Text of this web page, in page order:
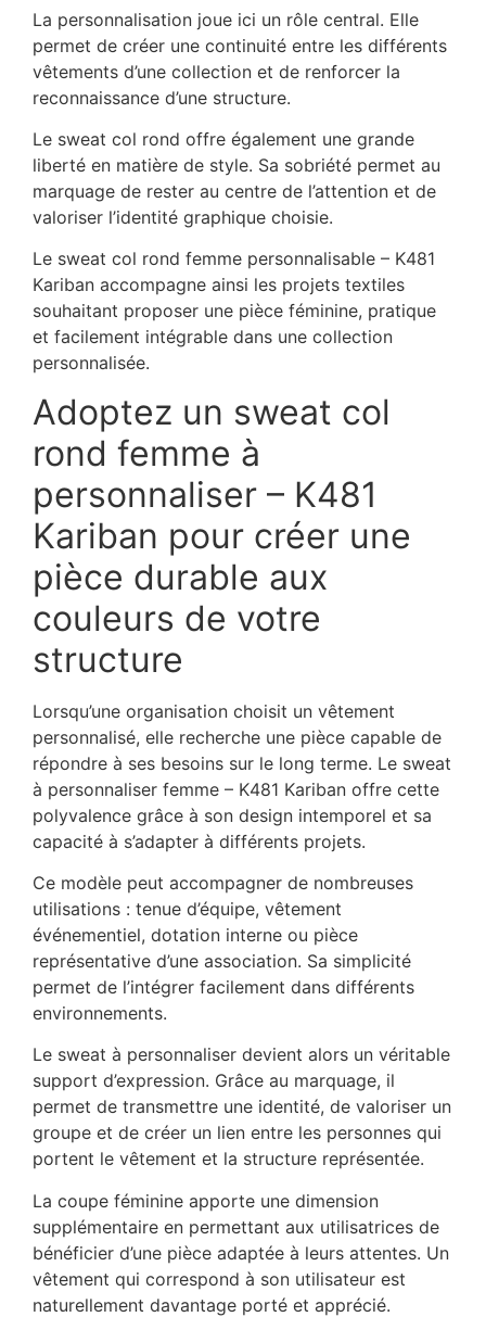
La personnalisation joue ici un rôle central. Elle
permet de créer une continuité entre les différents
vêtements d’une collection et de renforcer la
reconnaissance d’une structure.
Le sweat col rond offre également une grande
liberté en matière de style. Sa sobriété permet au
marquage de rester au centre de l’attention et de
valoriser l’identité graphique choisie.
Le sweat col rond femme personnalisable – K481
Kariban accompagne ainsi les projets textiles
souhaitant proposer une pièce féminine, pratique
et facilement intégrable dans une collection
personnalisée.
Adoptez un sweat col
rond femme à
personnaliser – K481
Kariban pour créer une
pièce durable aux
couleurs de votre
structure
Lorsqu’une organisation choisit un vêtement
personnalisé, elle recherche une pièce capable de
répondre à ses besoins sur le long terme. Le sweat
à personnaliser femme – K481 Kariban offre cette
polyvalence grâce à son design intemporel et sa
capacité à s’adapter à différents projets.
Ce modèle peut accompagner de nombreuses
utilisations : tenue d’équipe, vêtement
événementiel, dotation interne ou pièce
représentative d’une association. Sa simplicité
permet de l’intégrer facilement dans différents
environnements.
Le sweat à personnaliser devient alors un véritable
support d’expression. Grâce au marquage, il
permet de transmettre une identité, de valoriser un
groupe et de créer un lien entre les personnes qui
portent le vêtement et la structure représentée.
La coupe féminine apporte une dimension
supplémentaire en permettant aux utilisatrices de
bénéficier d’une pièce adaptée à leurs attentes. Un
vêtement qui correspond à son utilisateur est
naturellement davantage porté et apprécié.